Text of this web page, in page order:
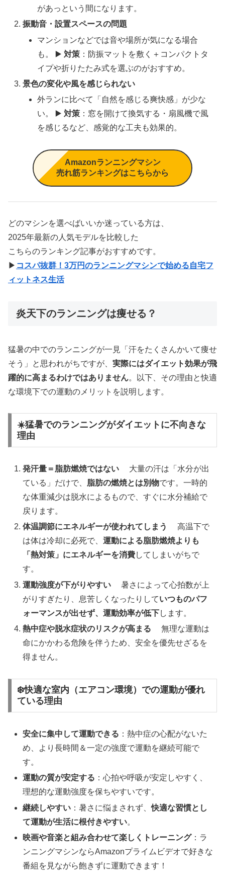
があっという間になります。
振動音・設置スペースの問題
マンションなどでは音や場所が気になる場合
も。 ▶️対策 ：防振マットを敷く＋コンパクトタ
イプや折りたたみ式を選ぶのがおすすめ。
景色の変化や風を感じられない
外ランに比べて「自然を感じる爽快感」が少な
い。 ▶️対策 ：窓を開けて換気する・扇風機で風
を感じるなど、感覚的な工夫も効果的。
Amazonランニングマシン
売れ筋ランキングはこちらから
どのマシンを選べばいいか迷っている方は、
2025年最新の人気モデルを比較した
こちらのランキング記事がおすすめです。
▶ コスパ抜群！3万円のランニングマシンで始める自宅フ
ィットネス生活
炎天下のランニングは痩せる？
猛暑の中でのランニングが一見「汗をたくさんかいて痩せ
そう」と思われがちですが、 実際にはダイエット効果が飛
躍的に高まるわけではありません。以下、その理由と快適
な環境下での運動のメリットを説明します。
☀️猛暑でのランニングがダイエットに不向きな
理由
発汗量＝脂肪燃焼ではない 大量の汗は「水分が出
ている」だけで、 脂肪の燃焼とは別物です。一時的
な体重減少は脱水によるもので、すぐに水分補給で
戻ります。
体温調節にエネルギーが使われてしまう
高温下で
は体は冷却に必死で、運動による脂肪燃焼よりも
「熱対策」にエネルギーを消費してしまいがちで
す。
運動強度が下がりやすい 暑さによって心拍数が上
がりすぎたり、息苦しくなったりしていつものパフ
ォーマンスが出せず、運動効率が低下します。
熱中症や脱水症状のリスクが高まる 無理な運動は
命にかかわる危険を伴うため、安全を優先せざるを
得ません。
❄️快適な室内（エアコン環境）での運動が優れ
ている理由
安全に集中して運動できる ：熱中症の心配がないた
め、より長時間＆一定の強度で運動を継続可能で
す。
運動の質が安定する ：心拍や呼吸が安定しやすく、
理想的な運動強度を保ちやすいです。
継続しやすい ：暑さに悩まされず、快適な習慣とし
て運動が生活に根付きやすい。
映画や音楽と組み合わせて楽しくトレーニング：ラ
ンニングマシンならAmazonプライムビデオで好きな
番組を見ながら飽きずに運動できます！